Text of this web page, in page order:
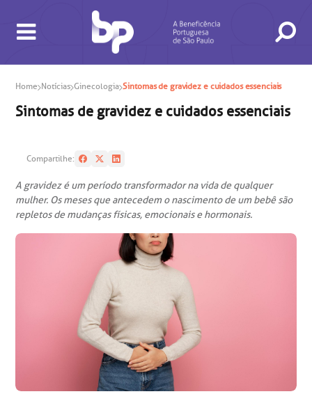
BUSCA
CONSULTAS E EXAMES
ATENDIMENTO 24H
CONHEÇA AS UNIDADES
INSTITUCIONAL
NOSSOS SERVIÇOS
INFORMAÇÕES ÚTEIS
ESPECIALIDADES
Home Notícias Ginecologia Sintomas de gravidez e cuidados essenciais
Sintomas de gravidez e cuidados essenciais
Compartilhe:
A gravidez é um período transformador na vida de qualquer
mulher. Os meses que antecedem o nascimento de um bebê são
repletos de mudanças físicas, emocionais e hormonais.